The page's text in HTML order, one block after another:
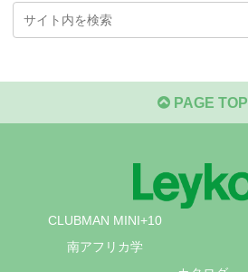
PAGE TOP
CLUBMAN MINI+10
南アフリカ学